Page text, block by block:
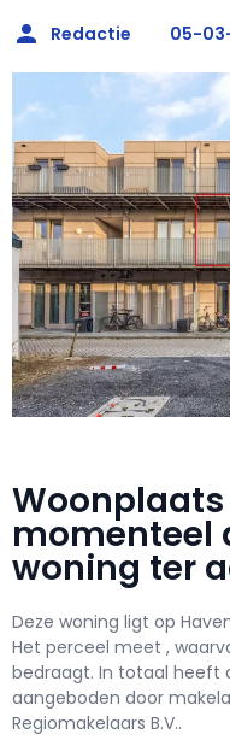
Redactie 05-
momenteel
woning ter
Deze woning ligt op
Het perceel meet ,
bedraagt. In totaal heeft
aangeboden door
Regiomakelaars B.V..